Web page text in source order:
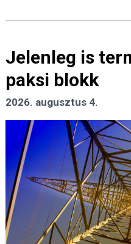
Jelenleg is
paksi blokk
2026. augusztus 4.